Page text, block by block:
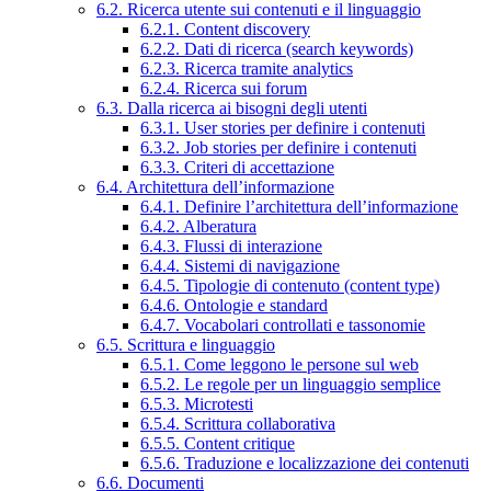
6.2. Ricerca utente sui contenuti e il linguaggio
6.2.1. Content discovery
6.2.2. Dati di ricerca (search keywords)
6.2.3. Ricerca tramite analytics
6.2.4. Ricerca sui forum
6.3. Dalla ricerca ai bisogni degli utenti
6.3.1. User stories per definire i contenuti
6.3.2. Job stories per definire i contenuti
6.3.3. Criteri di accettazione
6.4. Architettura dell’informazione
6.4.1. Definire l’architettura dell’informazione
6.4.2. Alberatura
6.4.3. Flussi di interazione
6.4.4. Sistemi di navigazione
6.4.5. Tipologie di contenuto (content type)
6.4.6. Ontologie e standard
6.4.7. Vocabolari controllati e tassonomie
6.5. Scrittura e linguaggio
6.5.1. Come leggono le persone sul web
6.5.2. Le regole per un linguaggio semplice
6.5.3. Microtesti
6.5.4. Scrittura collaborativa
6.5.5. Content critique
6.5.6. Traduzione e localizzazione dei contenuti
6.6. Documenti